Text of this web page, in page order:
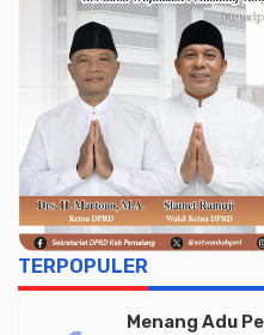
TERPOPULER
Menang Adu